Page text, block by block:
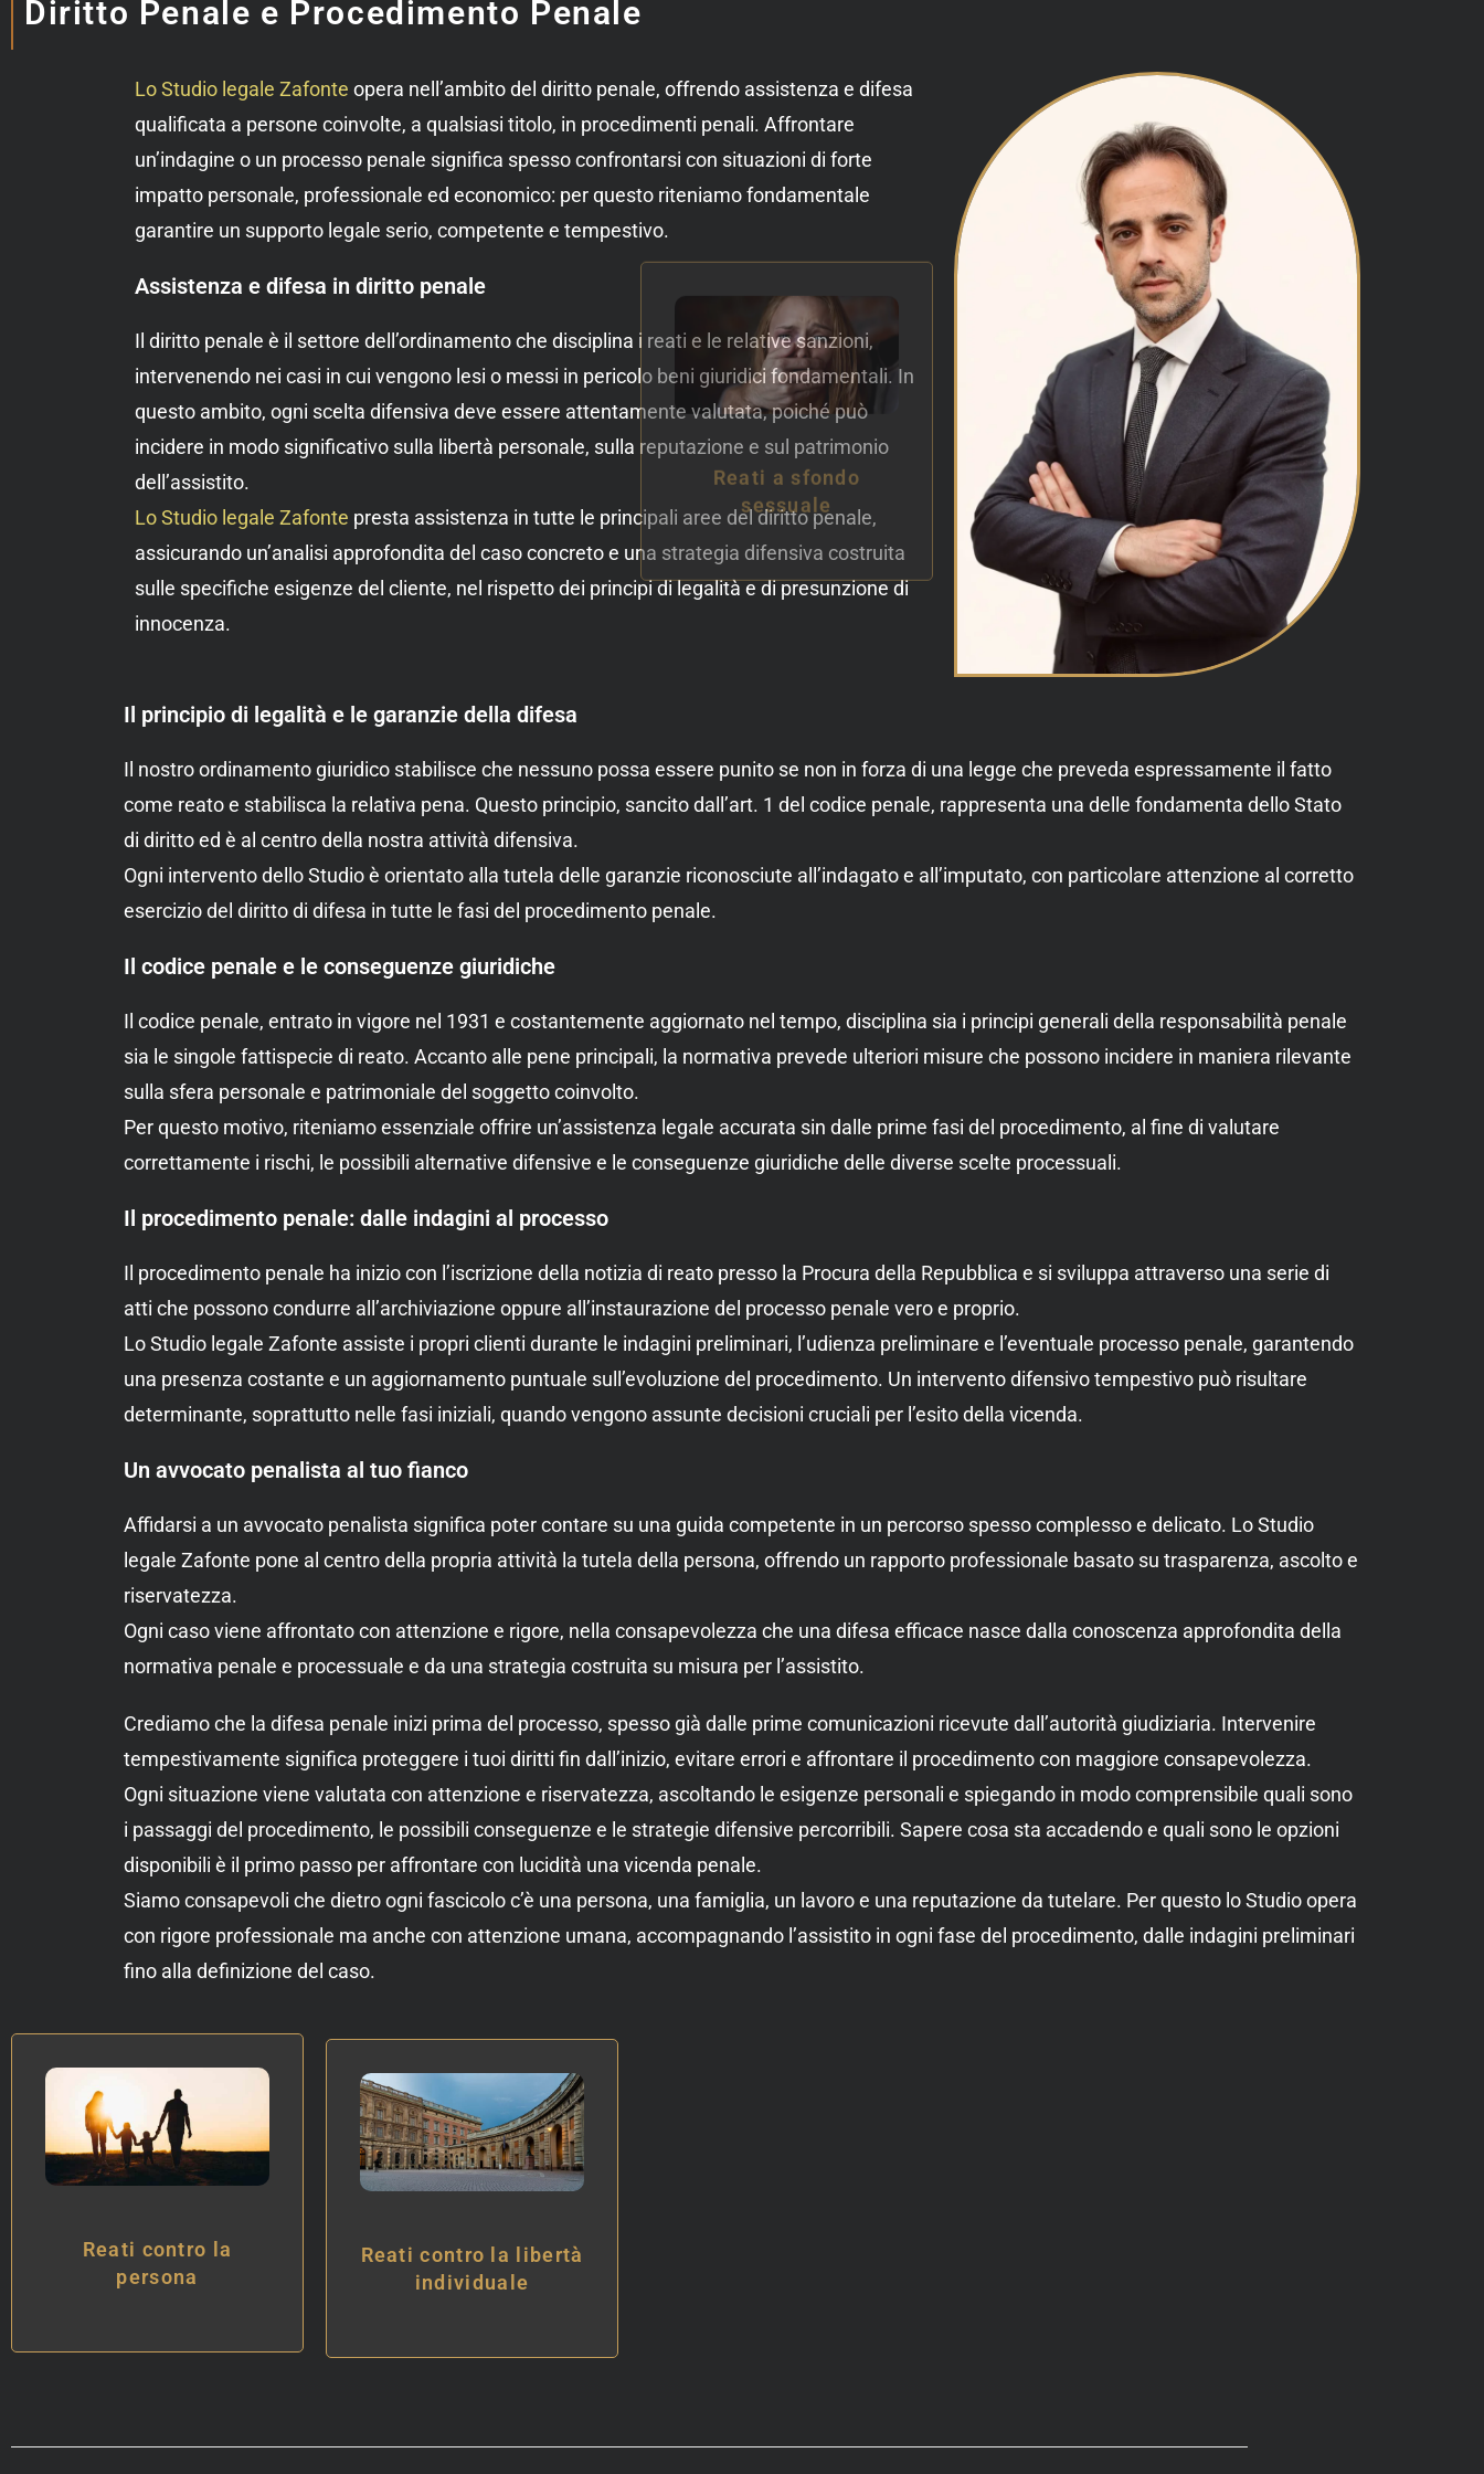
Diritto Penale e Procedimento Penale
Lo Studio legale Zafonte opera nell’ambito del diritto penale, offrendo assistenza e difesa
qualificata a persone coinvolte, a qualsiasi titolo, in procedimenti penali. Affrontare
un’indagine o un processo penale significa spesso confrontarsi con situazioni di forte
impatto personale, professionale ed economico: per questo riteniamo fondamentale
garantire un supporto legale serio, competente e tempestivo.
Assistenza e difesa in diritto penale
Il diritto penale è il settore dell’ordinamento che disciplina i reati e le relative sanzioni,
intervenendo nei casi in cui vengono lesi o messi in pericolo beni giuridici fondamentali. In
questo ambito, ogni scelta difensiva deve essere attentamente valutata, poiché può
incidere in modo significativo sulla libertà personale, sulla reputazione e sul patrimonio
dell’assistito.
Lo Studio legale Zafonte presta assistenza in tutte le principali aree del diritto penale,
assicurando un’analisi approfondita del caso concreto e una strategia difensiva costruita
sulle specifiche esigenze del cliente, nel rispetto dei principi di legalità e di presunzione di
innocenza.
Il principio di legalità e le garanzie della difesa
Il nostro ordinamento giuridico stabilisce che nessuno possa essere punito se non in forza di una legge che preveda espressamente il fatto
come reato e stabilisca la relativa pena. Questo principio, sancito dall’art. 1 del codice penale, rappresenta una delle fondamenta dello Stato
di diritto ed è al centro della nostra attività difensiva.
Ogni intervento dello Studio è orientato alla tutela delle garanzie riconosciute all’indagato e all’imputato, con particolare attenzione al corretto
esercizio del diritto di difesa in tutte le fasi del procedimento penale.
Il codice penale e le conseguenze giuridiche
Il codice penale, entrato in vigore nel 1931 e costantemente aggiornato nel tempo, disciplina sia i principi generali della responsabilità penale
sia le singole fattispecie di reato. Accanto alle pene principali, la normativa prevede ulteriori misure che possono incidere in maniera rilevante
sulla sfera personale e patrimoniale del soggetto coinvolto.
Per questo motivo, riteniamo essenziale offrire un’assistenza legale accurata sin dalle prime fasi del procedimento, al fine di valutare
correttamente i rischi, le possibili alternative difensive e le conseguenze giuridiche delle diverse scelte processuali.
Il procedimento penale: dalle indagini al processo
Il procedimento penale ha inizio con l’iscrizione della notizia di reato presso la Procura della Repubblica e si sviluppa attraverso una serie di
atti che possono condurre all’archiviazione oppure all’instaurazione del processo penale vero e proprio.
Lo Studio legale Zafonte assiste i propri clienti durante le indagini preliminari, l’udienza preliminare e l’eventuale processo penale, garantendo
una presenza costante e un aggiornamento puntuale sull’evoluzione del procedimento. Un intervento difensivo tempestivo può risultare
determinante, soprattutto nelle fasi iniziali, quando vengono assunte decisioni cruciali per l’esito della vicenda.
Un avvocato penalista al tuo fianco
Affidarsi a un avvocato penalista significa poter contare su una guida competente in un percorso spesso complesso e delicato. Lo Studio
legale Zafonte pone al centro della propria attività la tutela della persona, offrendo un rapporto professionale basato su trasparenza, ascolto e
riservatezza.
Ogni caso viene affrontato con attenzione e rigore, nella consapevolezza che una difesa efficace nasce dalla conoscenza approfondita della
normativa penale e processuale e da una strategia costruita su misura per l’assistito.
Crediamo che la difesa penale inizi prima del processo, spesso già dalle prime comunicazioni ricevute dall’autorità giudiziaria. Intervenire
tempestivamente significa proteggere i tuoi diritti fin dall’inizio, evitare errori e affrontare il procedimento con maggiore consapevolezza.
Ogni situazione viene valutata con attenzione e riservatezza, ascoltando le esigenze personali e spiegando in modo comprensibile quali sono
i passaggi del procedimento, le possibili conseguenze e le strategie difensive percorribili. Sapere cosa sta accadendo e quali sono le opzioni
disponibili è il primo passo per affrontare con lucidità una vicenda penale.
Siamo consapevoli che dietro ogni fascicolo c’è una persona, una famiglia, un lavoro e una reputazione da tutelare. Per questo lo Studio opera
con rigore professionale ma anche con attenzione umana, accompagnando l’assistito in ogni fase del procedimento, dalle indagini preliminari
fino alla definizione del caso.
Reati contro la
persona
Reati contro la libertà
individuale
Reati contro il
patrimonio